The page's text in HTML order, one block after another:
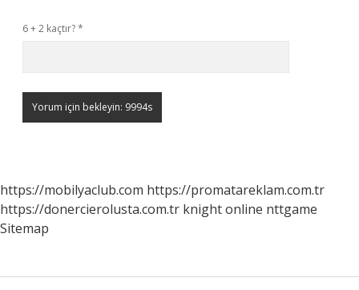
6 + 2 kaçtır?*
https://mobilyaclub.com https://promatareklam.com.tr
https://donercierolusta.com.tr knight online nttgame
Sitemap